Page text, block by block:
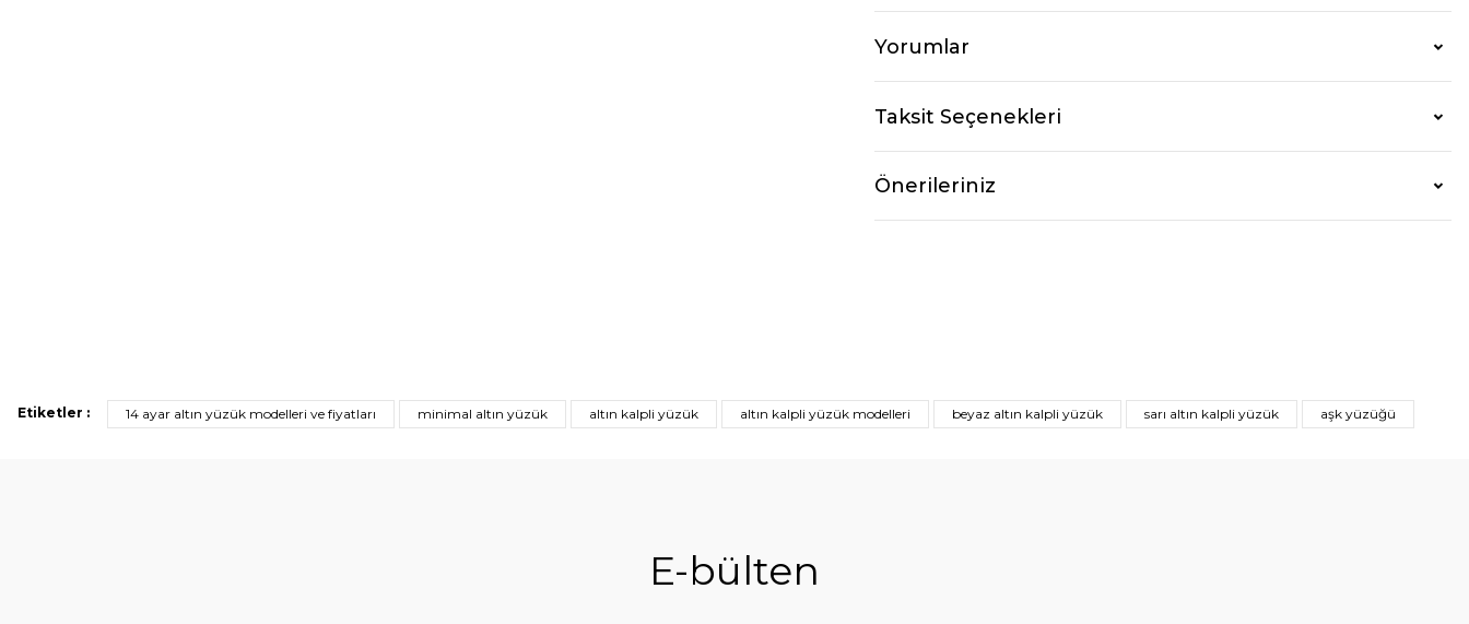
Yorumlar
Taksit Seçenekleri
Önerileriniz
Etiketler : 14 ayar altın yüzük modelleri ve fiyatları minimal altın yüzük altın kalpli yüzük altın kalpli yüzük modelleri beyaz altın kalpli yüzük sarı altın kalpli yüzük aşk yüzüğü
E-bülten